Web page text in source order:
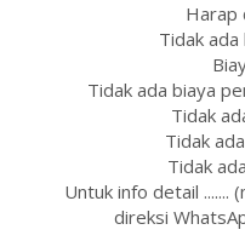
Harap
Tidak
Tidak ada biaya
Tidak
Tidak
Tidak
Untuk info detail .......
direksi